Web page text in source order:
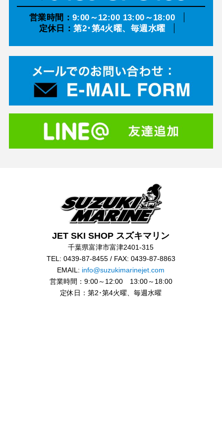
営業時間： 9:00～12:00 13:00～18:00
定休日：第2･第4火曜、毎週水曜
JET SKI SHOP スズキマリン
千葉県富津市富津2401-315
TEL: 0439-87-8455 / FAX: 0439-87-8863
EMAIL: info@suzukimarinejet.com
営業時間：9:00～12:00 13:00～18:00
定休日：第2･第4火曜、毎週水曜